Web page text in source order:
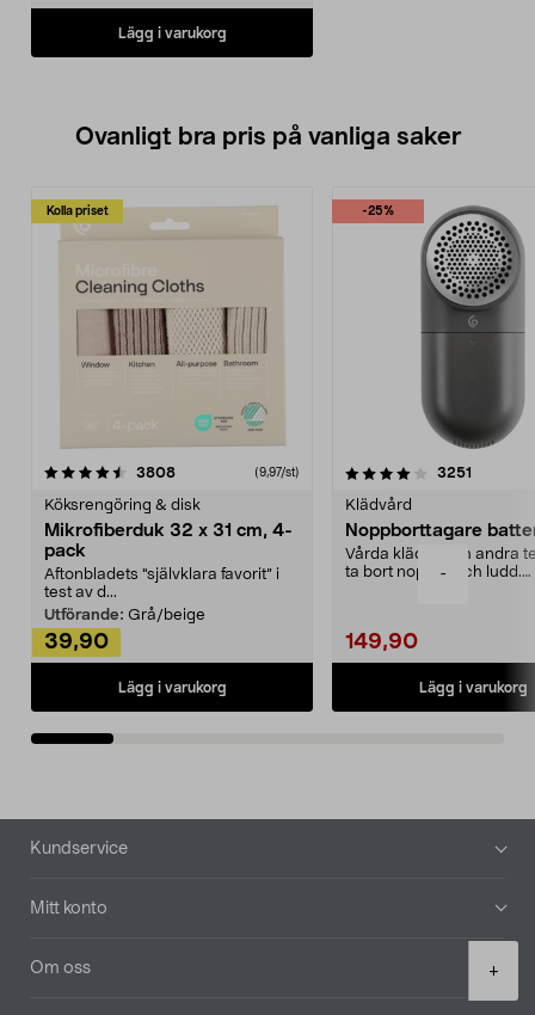
-
+
Lägg i varukorg
Ovanligt bra pris på vanliga saker
Kolla priset
3808recensioner (9,97/st)
Köksrengöring & disk
Mikrofiberduk 32 x 31 cm, 4-
pack
Aftonbladets "självklara favorit” i
test av d...
Utförande: Grå/beige
39,90
Lägg i varukorg
-25%
4.0av 5 stjärnor 3251
Klädvård
Noppborttagare
Vårda kläder och andra
ta bort noppor och ludd.
149,90
Lägg i varukorg
4.5av 5 stjärnor
Sidfot
Kundservice
Mitt konto
Om oss